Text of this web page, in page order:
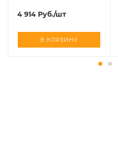
4 914 Руб./шт
В КОРЗИНУ